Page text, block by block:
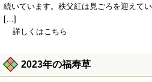
続いています。秩父紅は見ごろを迎えて
[…]
詳しくはこちら
2023年の福寿草